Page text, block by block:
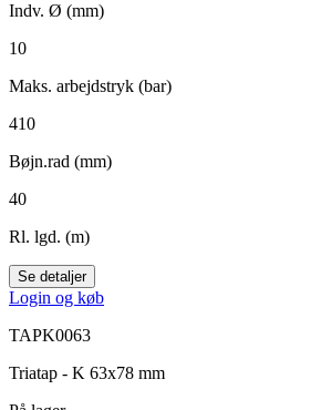
Indv. Ø (mm)
10
Maks. arbejdstryk (bar)
410
Bøjn.rad (mm)
40
Rl. lgd. (m)
Se detaljer
Login og køb
TAPK0063
Triatap - K 63x78 mm